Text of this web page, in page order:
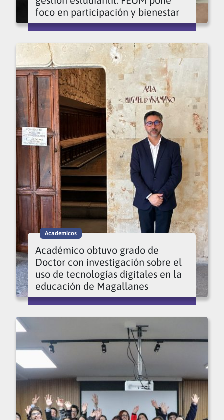
foco en participación y bienestar
Academicos
Académico obtuvo grado de
Doctor con investigación sobre el
uso de tecnologías digitales en la
educación de Magallanes